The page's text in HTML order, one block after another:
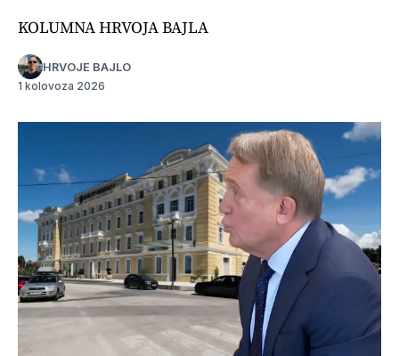
KOLUMNA HRVOJA BAJLA
HRVOJE BAJLO
1 kolovoza 2026